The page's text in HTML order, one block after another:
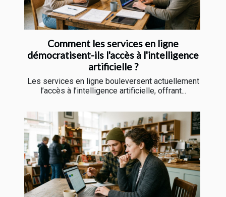
Comment les services en ligne
démocratisent-ils l'accès à l'intelligence
artificielle ?
Les services en ligne bouleversent actuellement
l’accès à l’intelligence artificielle, offrant...